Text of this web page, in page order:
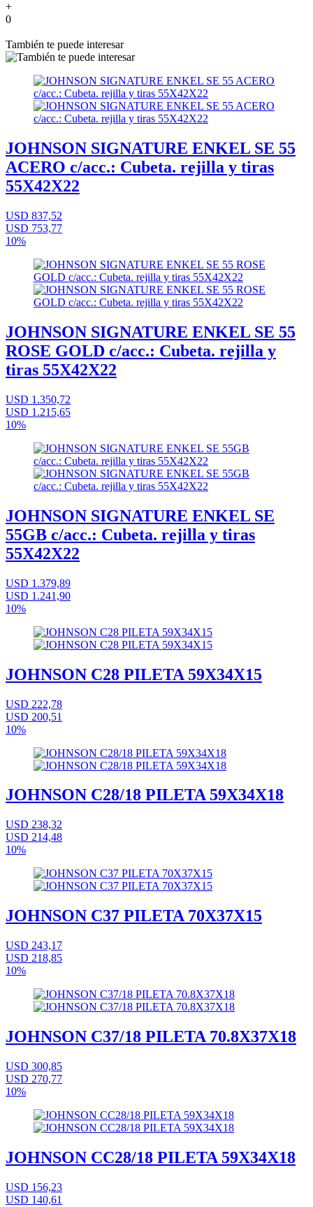
+
0
También te puede interesar
JOHNSON SIGNATURE ENKEL SE 55
ACERO c/acc.: Cubeta. rejilla y tiras
55X42X22
USD 837,52
USD 753,77
10%
JOHNSON SIGNATURE ENKEL SE 55
ROSE GOLD c/acc.: Cubeta. rejilla y
tiras 55X42X22
USD 1.350,72
USD 1.215,65
10%
JOHNSON SIGNATURE ENKEL SE
55GB c/acc.: Cubeta. rejilla y tiras
55X42X22
USD 1.379,89
USD 1.241,90
10%
JOHNSON C28 PILETA 59X34X15
USD 222,78
USD 200,51
10%
JOHNSON C28/18 PILETA 59X34X18
USD 238,32
USD 214,48
10%
JOHNSON C37 PILETA 70X37X15
USD 243,17
USD 218,85
10%
JOHNSON C37/18 PILETA 70.8X37X18
USD 300,85
USD 270,77
10%
JOHNSON CC28/18 PILETA 59X34X18
USD 156,23
USD 140,61